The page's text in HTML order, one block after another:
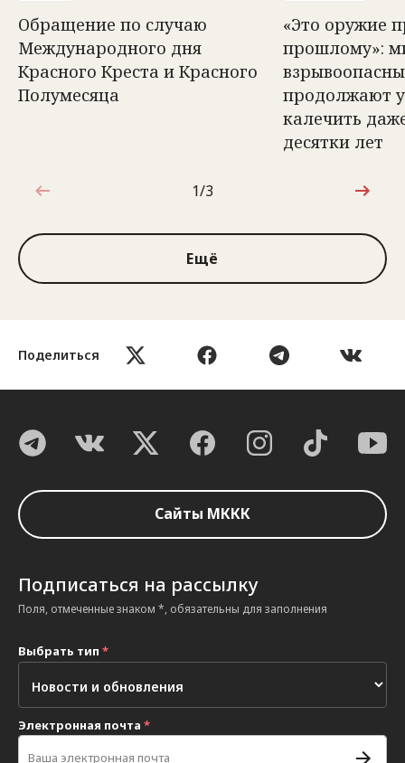
Поделиться
Обращение по случаю
Международного дня
Красного Креста и Красного
Полумесяца
«Это оружие
прошлому»:
продолжают
калечить
десятки лет
1 из 3
1/3
Ещё
Сайты МККК
Подписаться на рассылку
Поля, отмеченные знаком *, обязательны для заполнения
Выбрать тип *
Электронная почта *